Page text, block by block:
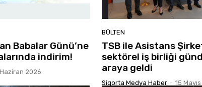
Babalar Günü’ne
indirim!
2026
BÜLTEN
TSB ile Asistans
sektörel iş birliği
araya geldi
Sigorta Medya Haber - 15